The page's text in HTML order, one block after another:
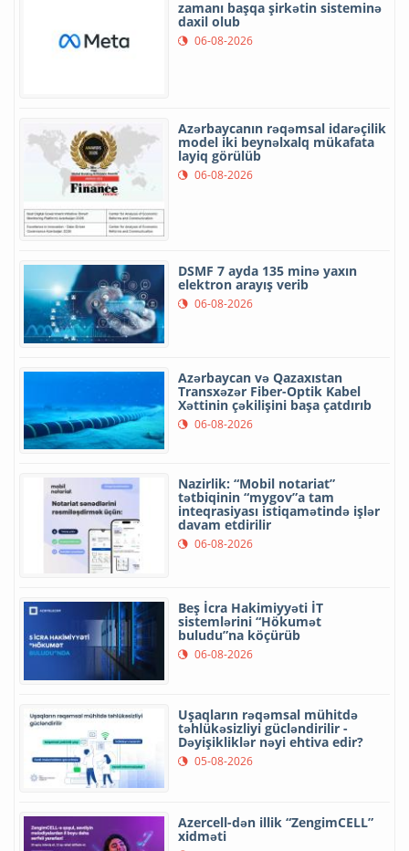
zamanı başqa şirkətin sisteminə
daxil olub
06-08-2026
Azərbaycanın rəqəmsal idarəçilik
model iki beynəlxalq mükafata
layiq görülüb
06-08-2026
DSMF 7 ayda 135 minə yaxın
elektron arayış verib
06-08-2026
Azərbaycan və Qazaxıstan
Transxəzər Fiber-Optik Kabel
Xəttinin çəkilişini başa çatdırıb
06-08-2026
Nazirlik: “Mobil notariat”
tətbiqinin “mygov”a tam
inteqrasiyası istiqamətində işlər
davam etdirilir
06-08-2026
Beş İcra Hakimiyyəti İT
sistemlərini “Hökumət
buludu”na köçürüb
06-08-2026
Uşaqların rəqəmsal mühitdə
təhlükəsizliyi gücləndirilir -
Dəyişikliklər nəyi ehtiva edir?
05-08-2026
Azercell-dən illik “ZengimCELL”
xidməti